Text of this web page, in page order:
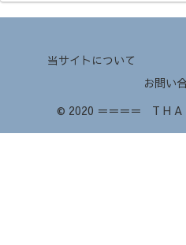
当サイトについて
お問い
© 2020 ＝＝＝＝ T H